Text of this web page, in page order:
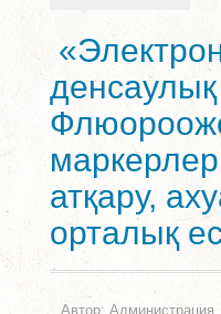
денсаулық
атқару,
орталық
Автор: Администрация